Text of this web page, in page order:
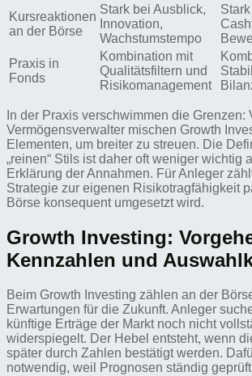
Kursreaktionen
an der Börse
Stark bei Ausblick,
Innovation,
Wachstumstempo
Praxis in
Fonds
Kombination mit
Qualitätsfiltern und
Risikomanagement
In der Praxis verschwimmen die Grenzen:
Vermögensverwalter mischen Growth
Elementen, um breiter zu streuen. Die
„reinen“ Stils ist daher oft weniger wichtig
Erklärung der Annahmen. Für Anleger
Strategie zur eigenen Risikotragfähigkeit
Börse konsequent umgesetzt wird.
Growth Investing:
Kennzahlen und
Beim Growth Investing zählen an der
Erwartungen für die Zukunft. Anleger
künftige Erträge der Markt noch nicht
widerspiegelt. Der Hebel entsteht, wenn
später durch Zahlen bestätigt werden.
notwendig, weil Prognosen ständig